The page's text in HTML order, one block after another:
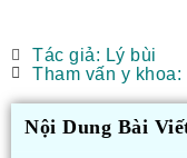
Tác giả: Lý bùi
Tham vấn y
Nội Dung Bài